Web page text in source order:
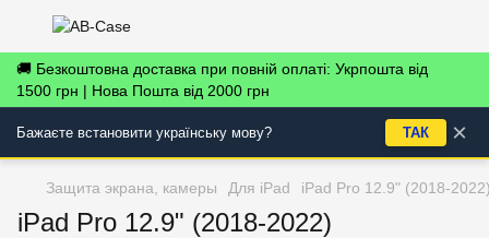
🚚 Безкоштовна доставка при повній оплаті: Укрпошта від
1500 грн | Нова Пошта від 2000 грн
Бажаєте встановити українську мову? ТАК ×
Защита экрана, камеры Для iPad iPad Pro 12.9" (2018-
iPad Pro 12.9" (2018-2022)